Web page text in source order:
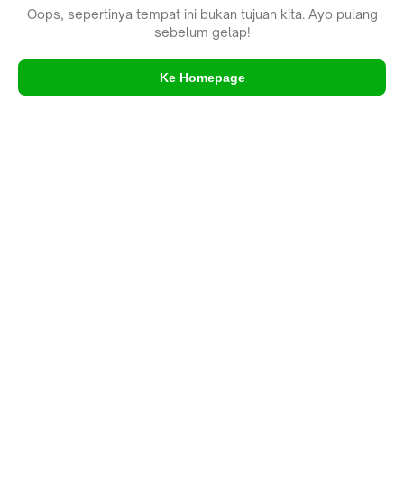
Oops, sepertinya tempat ini bukan tujuan kita. Ayo pulang
sebelum gelap!
Ke Homepage